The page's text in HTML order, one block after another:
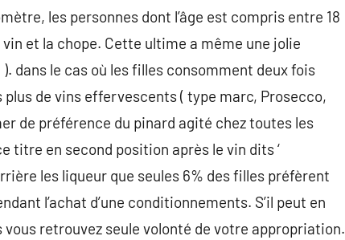
les personnes dont l’âge est compris entre 18
et la chope. Cette ultime a même une jolie
dans le cas où les filles consomment deux fois
de vins effervescents ( type marc, Prosecco,
de préférence du pinard agité chez toutes les
titre en second position après le vin dits ‘
les liqueur que seules 6% des filles préfèrent
l’achat d’une conditionnements. S’il peut en
retrouvez seule volonté de votre appropriation.